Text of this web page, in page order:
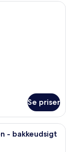
med seng,
Se priser
swimmingpool, stole
- bakkeudsigt